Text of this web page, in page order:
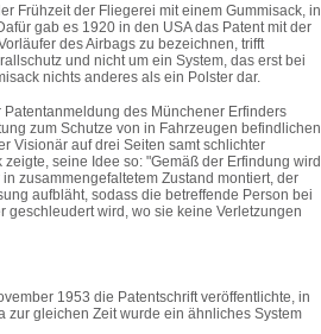
Frühzeit der Fliegerei mit einem Gummisack, in
gab es 1920 in den USA das Patent mit der
des Airbags zu bezeichnen, trifft
und nicht um ein System, das erst bei
nichts anderes als ein Polster dar.
des Münchener Erfinders
zum Schutze von in Fahrzeugen befindlichen
Visionär auf drei Seiten samt schlichter
seine Idee so: "Gemäß der Erfindung wird
zusammengefaltetem Zustand montiert, der
aufbläht, sodass die betreffende Person bei
wird, wo sie keine Verletzungen
1953 die Patentschrift veröffentlichte, in
zur gleichen Zeit wurde ein ähnliches System